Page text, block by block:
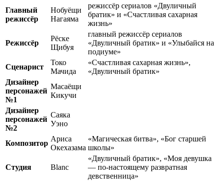
Главный
режиссёр
Нобуёщи
Нагаяма
режиссёр сериалов «Двуличный
братик» и «Счастливая сахарная
жизнь»
Режиссёр
Рёске
Щибуя
главный режиссёр сериалов
«Двуличный братик» и «Улыбайся на
подиуме»
Сценарист
Токо
Мачида
«Счастливая сахарная жизнь»,
«Двуличный братик»
Дизайнер
персонажей
№1
Масаёщи
Кикучи
Дизайнер
персонажей
№2
Саяка
Уэно
Композитор
Ариса
Окехазама
«Магическая битва», «Бог старшей
школы»
Студия Blanc
«Двуличный братик», «Моя девушка
— по-настоящему развратная
девственница»